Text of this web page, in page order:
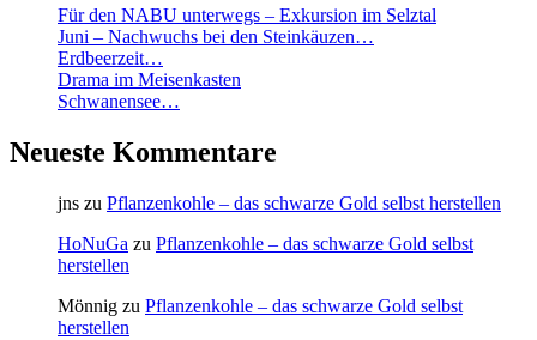
Für den NABU unterwegs – Exkursion im Selztal
Juni – Nachwuchs bei den Steinkäuzen…
Erdbeerzeit…
Drama im Meisenkasten
Schwanensee…
Neueste Kommentare
jns zu Pflanzenkohle – das schwarze Gold selbst herstellen
HoNuGa zu Pflanzenkohle – das schwarze Gold selbst
herstellen
Mönnig zu Pflanzenkohle – das schwarze Gold selbst
herstellen